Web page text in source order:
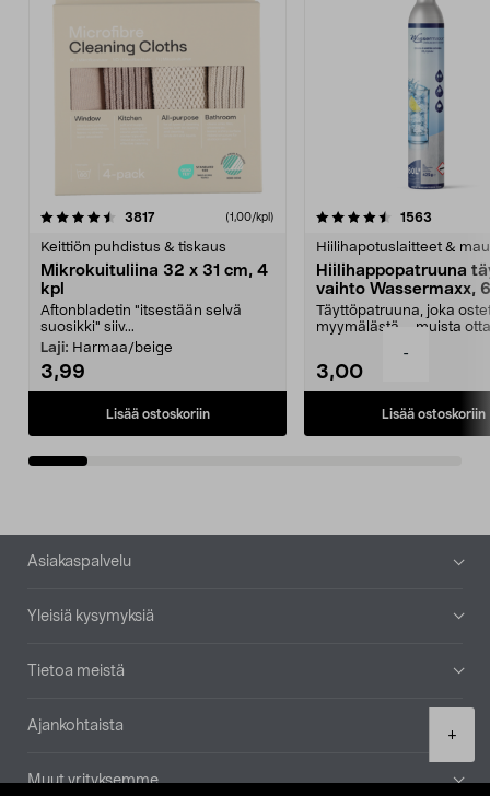
-
+
3817arvostelut (1,00/kpl)
Keittiön puhdistus & tiskaus
Mikrokuituliina 32 x 31 cm, 4
kpl
Aftonbladetin "itsestään selvä
suosikki" siiv...
Laji: Harmaa/beige
3,99
Lisää ostoskoriin
4.5viidestä
1563
Hiilihapotuslaitteet &
Hiilihappopatruuna
vaihto Wassermaxx,
Täyttöpatruuna, joka
myymälästä – muista
3,00
Lisää ostoskoriin
4.5viidestä
Alatunniste
Asiakaspalvelu
Yleisiä kysymyksiä
Tietoa meistä
Ajankohtaista
Muut yrityksemme